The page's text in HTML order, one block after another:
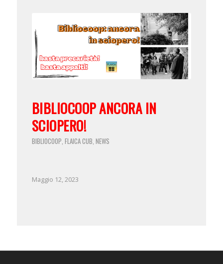
BIBLIOCOOP ANCORA IN
SCIOPERO!
BIBLIOCOOP, FLAICA CUB, NEWS
Maggio 12, 2023